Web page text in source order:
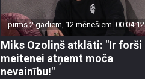
pirms 2 gadiem, 12 mēnešiem 00:04:12
Miks Ozoliņš atklāti: "Ir forši
meitenei atņemt moča
nevainību!"